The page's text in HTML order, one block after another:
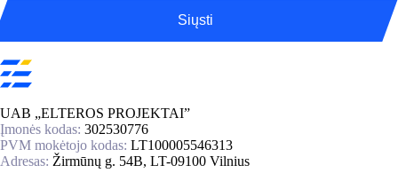
Siųsti
UAB „ELTEROS PROJEKTAI”
Įmonės kodas: 302530776
PVM mokėtojo kodas: LT100005546313
Adresas: Žirmūnų g. 54B, LT-09100 Vilnius